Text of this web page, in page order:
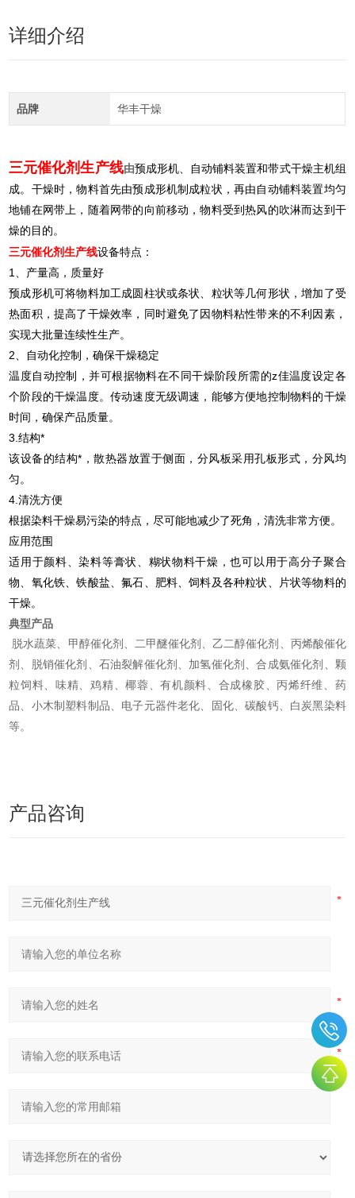
详细介绍
品牌 华丰干燥
三元催化剂生产线由预成形机、自动铺料装置和带式干燥主机组
成。干燥时，物料首先由预成形机制成粒状，再由自动铺料装置均匀
地铺在网带上，随着网带的向前移动，物料受到热风的吹淋而达到干
燥的目的。
三元催化剂生产线设备特点：
1、产量高，质量好
预成形机可将物料加工成圆柱状或条状、粒状等几何形状，增加了受
热面积，提高了干燥效率，同时避免了因物料粘性带来的不利因素，
实现大批量连续性生产。
2、自动化控制，确保干燥稳定
温度自动控制，并可根据物料在不同干燥阶段所需的z佳温度设定各
个阶段的干燥温度。传动速度无级调速，能够方便地控制物料的干燥
时间，确保产品质量。
3.结构*
该设备的结构*，散热器放置于侧面，分风板采用孔板形式，分风均
匀。
4.清洗方便
根据染料干燥易污染的特点，尽可能地减少了死角，清洗非常方便。
应用范围
适用于颜料、染料等膏状、糊状物料干燥，也可以用于高分子聚合
物、氧化铁、铁酸盐、氟石、肥料、饲料及各种粒状、片状等物料的
干燥。
典型产品
脱水蔬菜、甲醇催化剂、二甲醚催化剂、乙二醇催化剂、丙烯酸催化
剂、脱销催化剂、石油裂解催化剂、加氢催化剂、合成氨催化剂、颗
粒饲料、味精、鸡精、椰蓉、有机颜料、合成橡胶、丙烯纤维、药
品、小木制塑料制品、电子元器件老化、固化、碳酸钙、白炭黑染料
等。
产品咨询